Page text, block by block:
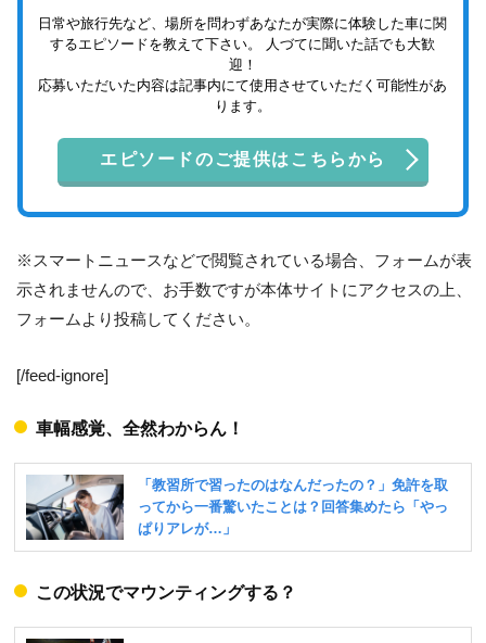
日常や旅行先など、場所を問わずあなたが実際に体験した車に関
するエピソードを教えて下さい。 人づてに聞いた話でも大歓
迎！
応募いただいた内容は記事内にて使用させていただく可能性があ
ります。
エピソードのご提供はこちらから
※スマートニュースなどで閲覧されている場合、フォームが表
示されませんので、お手数ですが本体サイトにアクセスの上、
フォームより投稿してください。
[/feed-ignore]
車幅感覚、全然わからん！
この状況でマウンティングする？